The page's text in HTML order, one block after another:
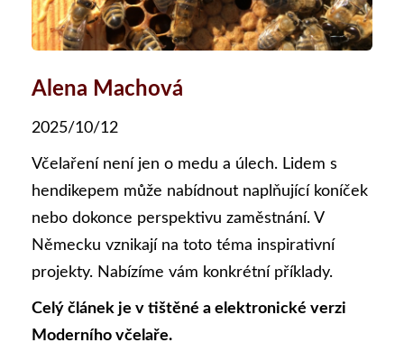
Alena Machová
2025/10/12
Včelaření není jen o medu a úlech. Lidem s
hendikepem může nabídnout naplňující koníček
nebo dokonce perspektivu zaměstnání. V
Německu vznikají na toto téma inspirativní
projekty. Nabízíme vám konkrétní příklady.
Celý článek je v tištěné a elektronické verzi
Moderního včelaře.